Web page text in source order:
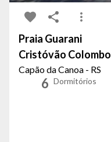
Praia Guarani
Cristóvão Colombo
Capão da Canoa - RS
6 Dormitórios